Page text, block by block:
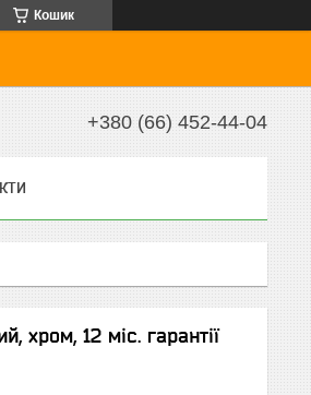
Кошик
+380 (66) 452-44-04
хром, 12 міс. гарантії